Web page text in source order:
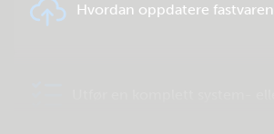
Hvordan oppdatere fastvaren